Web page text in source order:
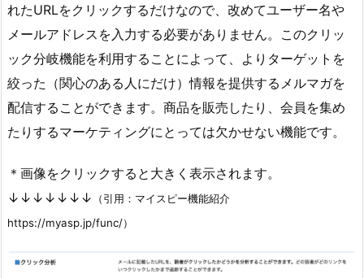
れたURLをクリックするだけなので、改めてユーザー名や
メールアドレスを入力する必要がありません。このクリッ
ック分岐機能を利用することによって、よりターゲットを
絞った（関心のある人にだけ）情報を提供するメルマガを
配信することができます。商品を販売したり、会員を集め
たりするマーケティングにとっては欠かせない機能です。
＊画像をクリックすると大きく表示されます。
↓↓↓↓↓↓↓
（引用：マイスピー機能紹介
https://myasp.jp/func/）